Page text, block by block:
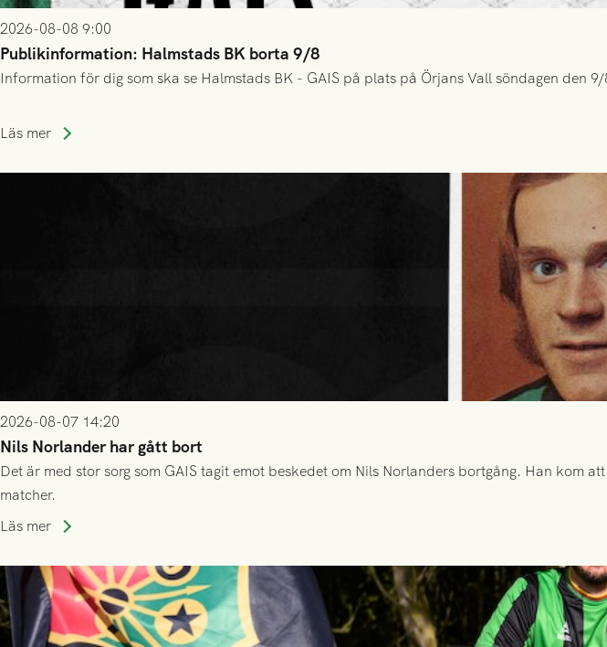
2026-08-08 9:00
Publikinformation: Halmstads BK borta 9/8
Information för dig som ska se Halmstads BK - GAIS på plats på Örjans Vall söndagen den
Läs mer
2026-08-07 14:20
Nils Norlander har gått bort
Det är med stor sorg som GAIS tagit emot beskedet om Nils Norlanders bortgång. Han kom
matcher.
Läs mer